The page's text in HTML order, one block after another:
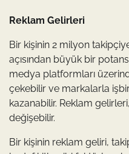
Reklam Gelirleri
Bir kişinin 2 milyon
açısından büyük bir
medya platformları
çekebilir ve markalarla
kazanabilir. Reklam
değişebilir.
Bir kişinin reklam geliri,